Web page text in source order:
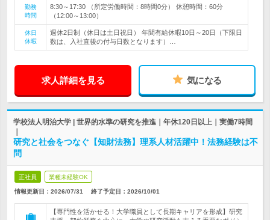
勤務
時間
8:30～17:30 （所定労働時間：8時間0分） 休憩時間：60分
（12:00～13:00）
休日
休暇
週休2日制（休日は土日祝日） 年間有給休暇10日～20日（下限日
数は、入社直後の付与日数となります）…
求人詳細を見る 気になる
学校法人明治大学 | 世界的水準の研究を推進｜年休120日以上｜実働7時間
研究と社会をつなぐ【知財法務】理系人材活躍中！法務経験は不
問
正社員 業種未経験OK
情報更新日：2026/07/31 終了予定日： 2026/10/01
【専門性を活かせる！大学職員として長期キャリアを形成】研究